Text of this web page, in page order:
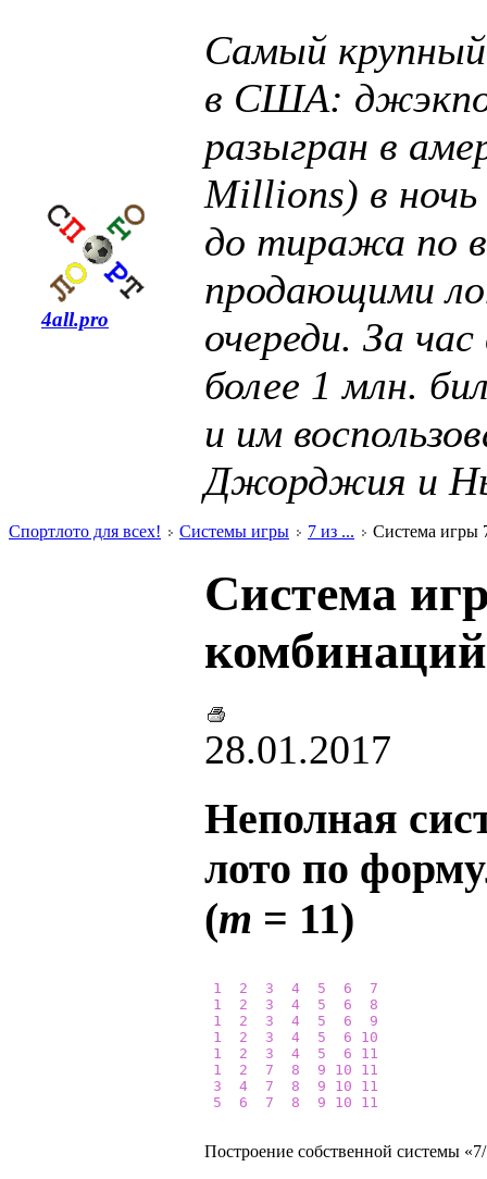
4all.pro
Самый
в США:
разыгран в
Millions) в ночь
до тиража по
продающими
очереди. За
более 1 млн.
и им
Джорджия и
Спортлото для всех! Системы игры 7 из ... Система игры
Система
28.01.2017
Неполная
лото по
(m = 11)
1 2 3 4 5 6
7
1
2 3 4 5 6
8
1
2 3 4 5 6
9
1
2 3 4 5 6
10
1
2 3 4 5 6
11
1
2 7 8 9 10
11
3
4 7 8 9 10
11
5
6 7 8 9 10 11
Построение собственной системы